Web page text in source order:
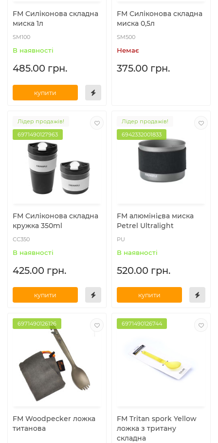
FM Силіконова складна
миска 1л
SM100
В наявності
485.00 грн.
купити
FM Силіконова складна
миска 0,5л
SM500
Немає
375.00 грн.
Лідер продажів!
6971490127963
FM Силіконова складна
кружка 350ml
СС350
В наявності
425.00 грн.
купити
Лідер продажів!
6942332001833
FM алюмінієва миска
Petrel Ultralight
PU
В наявності
520.00 грн.
купити
6971490126126
FM Woodpecker ложка
титанова
6971490126744
FM Tritan spork Yellow
ложка з тритану
складна